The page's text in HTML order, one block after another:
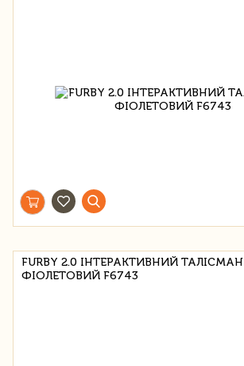
FURBY 2.0 ІНТЕРАКТИВНИЙ ТАЛІСМАН
ФІОЛЕТОВИЙ F6743